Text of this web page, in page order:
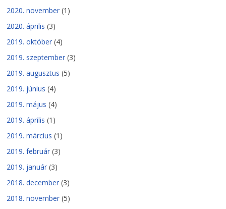
2020. november (1)
2020. április (3)
2019. október (4)
2019. szeptember (3)
2019. augusztus (5)
2019. június (4)
2019. május (4)
2019. április (1)
2019. március (1)
2019. február (3)
2019. január (3)
2018. december (3)
2018. november (5)